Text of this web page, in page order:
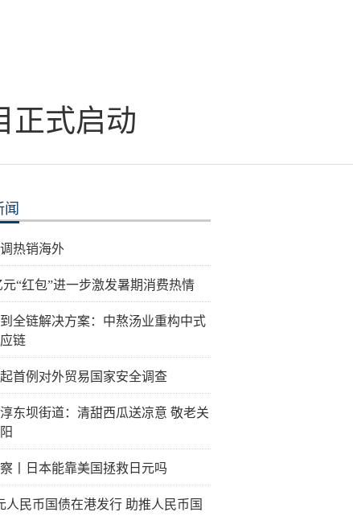
正式启动
热销海外
元“红包”进一步激发暑期消费热情
全链解决方案：中熬汤业重构中式
链
首例对外贸易国家安全调查
东坝街道：清甜西瓜送凉意 敬老关
丨日本能靠美国拯救日元吗
人民币国债在港发行 助推人民币国